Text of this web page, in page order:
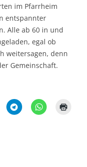
im Pfarrheim
entspannter
Alle ab 60 in und
egal ob
weitersagen, denn
Gemeinschaft.